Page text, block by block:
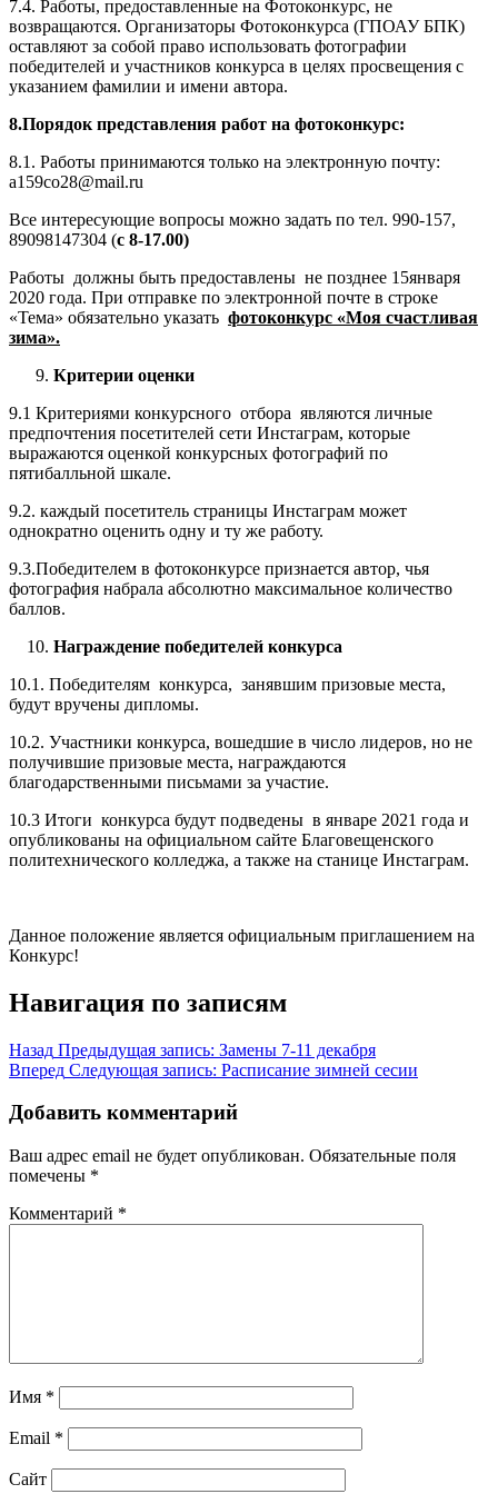
7.4. Работы, предоставленные на Фотоконкурс, не
возвращаются. Организаторы Фотоконкурса (ГПОАУ БПК)
оставляют за собой право использовать фотографии
победителей и участников конкурса в целях просвещения с
указанием фамилии и имени автора.
8.Порядок представления работ на фотоконкурс:
8.1. Работы принимаются только на электронную почту:
a159co28@mail.ru
Все интересующие вопросы можно задать по тел. 990-157,
89098147304 (с 8-17.00)
Работы должны быть предоставлены не позднее 15января
2020 года. При отправке по электронной почте в строке
«Тема» обязательно указать фотоконкурс «Моя счастливая
зима».
Критерии оценки
9.1 Критериями конкурсного отбора являются личные
предпочтения посетителей сети Инстаграм, которые
выражаются оценкой конкурсных фотографий по
пятибалльной шкале.
9.2. каждый посетитель страницы Инстаграм может
однократно оценить одну и ту же работу.
9.3.Победителем в фотоконкурсе признается автор, чья
фотография набрала абсолютно максимальное количество
баллов.
Награждение победителей конкурса
10.1. Победителям конкурса, занявшим призовые места,
будут вручены дипломы.
10.2. Участники конкурса, вошедшие в число лидеров, но не
получившие призовые места, награждаются
благодарственными письмами за участие.
10.3 Итоги конкурса будут подведены в январе 2021 года и
опубликованы на официальном сайте Благовещенского
политехнического колледжа, а также на станице Инстаграм.
Данное положение является официальным приглашением на
Конкурс!
Навигация по записям
Назад Предыдущая запись: Замены 7-11 декабря
Вперед Следующая запись: Расписание зимней сесии
Добавить комментарий
Ваш адрес email не будет опубликован. Обязательные поля
помечены *
Комментарий *
Имя *
Email *
Сайт